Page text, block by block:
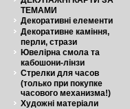
ТЕМАМИ
Декоративні елементи
Декоративне каміння,
перли, стрази
Ювелірна смола та
кабошони-лінзи
Стрелки для часов
(только при покупке
часового механизма!)
Художні матеріали